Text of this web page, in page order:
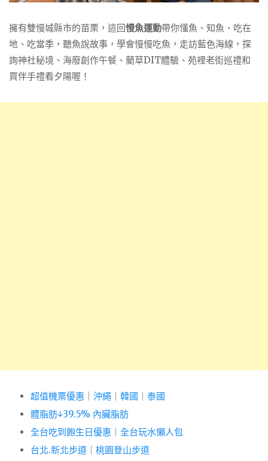
擁有雙慢城縣市的苗栗，這回慢魚運動帶你懂魚、知魚、吃在
地、吃當季，聽魚說故事，學會慢慢吃魚，走訪藍色海線，探
詢神社秘境、海廢創作午餐、藺草DIT體驗、苑裡老街巡禮和
買伴手禮看夕陽喔！
超值機票優惠 沖繩 韓國
泰國
體脂肪↓39.5% 內臟脂肪
全台吃到飽生日優惠
全台玩水懶人包
台北.新北步道
桃園登山步道